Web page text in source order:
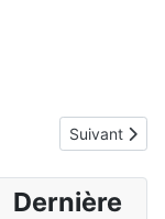
Article
Suivant
Dernière